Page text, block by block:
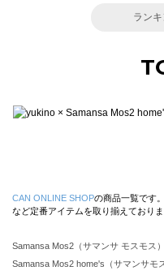
ラン
CAN ONLINE SHOPの商品一覧です。
など定番アイテムを取り揃えておりま
Samansa Mos2（サマンサ モスモス
Samansa Mos2 home's（サマンサモ